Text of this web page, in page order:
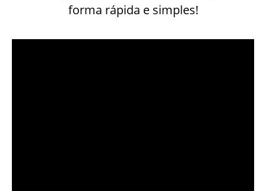
forma rápida e simples!